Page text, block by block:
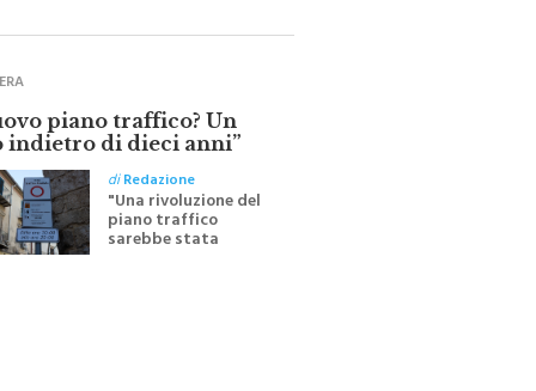
all'indomani della
piano traffico? Un
indietro di dieci anni”
diRedazione
"Una rivoluzione del
piano traffico
sarebbe stata